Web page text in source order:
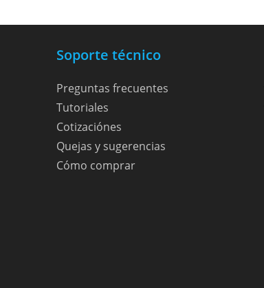
Soporte técnico
Preguntas frecuentes
Tutoriales
Cotizaciónes
Quejas y sugerencias
Cómo comprar